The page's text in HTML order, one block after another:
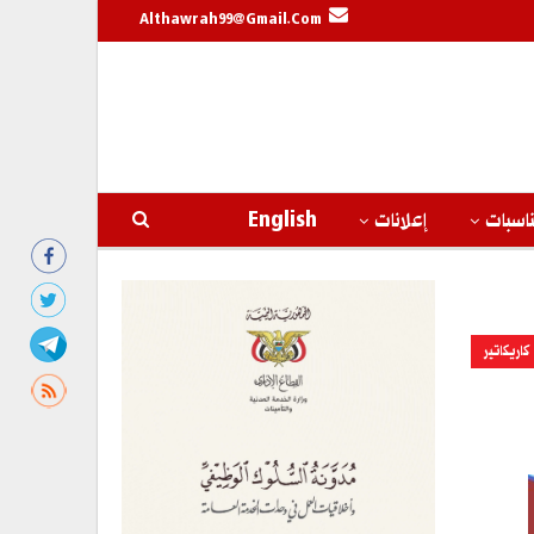
Althawrah99@gmail.com
إعلانات English
كاريكاتير